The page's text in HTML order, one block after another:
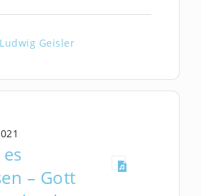
Ludwig Geisler
– Gott